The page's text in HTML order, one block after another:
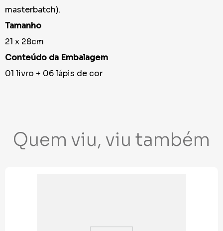
masterbatch).
Tamanho
21 x 28cm
Conteúdo da Embalagem
01 livro + 06 lápis de cor
Quem viu, viu também